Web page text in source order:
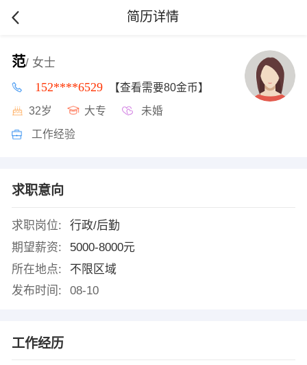
简历详情
范/ 女士
152****6529 【查看需要80金币】
32岁 大专 未婚
工作经验
求职意向
求职岗位:
行政/后勤
期望薪资:
5000-8000元
所在地点:
不限区域
发布时间:
08-10
工作经历